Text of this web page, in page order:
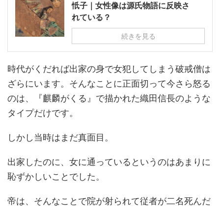
忯子｜女性像は源氏物語に反映さ
れている？
続きを見る
時代がくだれば出家の身で女犯してしまう破戒僧は
ざらにいます。そんなことに正面切って今さら怒る
のは、『麒麟がくる』で描かれた織田信長のような
タイプだけです。
しかし当時はまだ真面目。
出家したのに、女に通っているというのはあまりに
恥ずかしいことでした。
帝は、そんなことで院が射られて従者が二名死んだ